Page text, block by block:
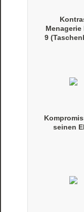
Menagerie
9
seinen